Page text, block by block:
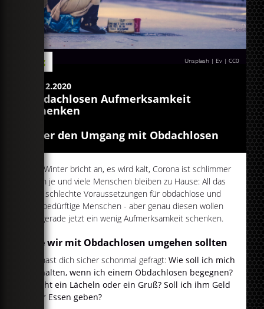
Unsplash | Ev |CC0
Blog
07.12.2020
Obdachlosen Aufmerksamkeit
schenken
Über den Umgang mit Obdachlosen
Der Winter bricht an, es wird kalt, Corona ist schlimmer
denn je und viele Menschen bleiben zu Hause: All das
sind schlechte Voraussetzungen für obdachlose und
hilfsbedürftige Menschen - aber genau diesen wollen
wir gerade jetzt ein wenig Aufmerksamkeit schenken.
Wie wir mit Obdachlosen umgehen sollten
Du hast dich sicher schonmal gefragt:Wie soll ich mich
verhalten, wenn ich einem Obdachlosen begegnen?
Reicht ein Lächeln oder ein Gruß? Soll ich ihm Geld
oder Essen geben?